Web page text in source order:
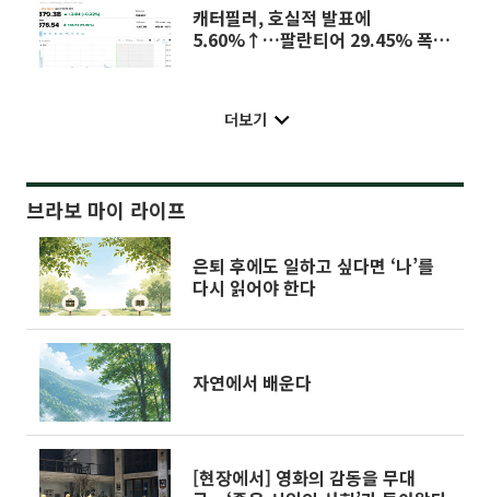
캐터필러, 호실적 발표에
5.60%↑…팔란티어 29.45% 폭등
더보기
브라보 마이 라이프
은퇴 후에도 일하고 싶다면 ‘나’를
다시 읽어야 한다
자연에서 배운다
[현장에서] 영화의 감동을 무대